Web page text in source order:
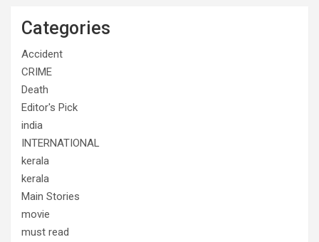
Categories
Accident
CRIME
Death
Editor's Pick
india
INTERNATIONAL
kerala
kerala
Main Stories
movie
must read